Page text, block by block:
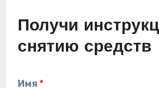
Получи
снятию средств
Имя *